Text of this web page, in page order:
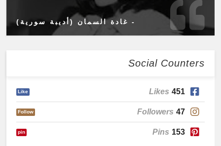
- غادة السمان (أديبة سورية)
Social Counters
451
Likes
Like
47
Followers
Follow
153
Pins
pin